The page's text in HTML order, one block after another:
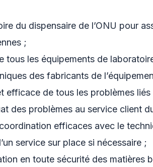
du dispensaire de l’ONU pour
;
tous les équipements de
des fabricants de
efficace de tous les problèmes
des problèmes au service client
efficaces avec le
service sur place si nécessaire ;
en toute sécurité des matières